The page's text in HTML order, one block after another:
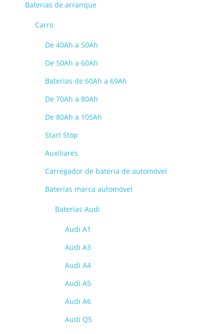
Baterias de arranque
Carro
De 40Ah a 50Ah
De 50Ah a 60Ah
Baterias de 60Ah a 69Ah
De 70Ah a 80Ah
De 80Ah a 105Ah
Start Stop
Auxiliares
Carregador de bateria de automóvel
Baterias marca automóvel
Baterias Audi
Audi A1
Audi A3
Audi A4
Audi A5
Audi A6
Audi Q5